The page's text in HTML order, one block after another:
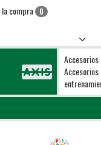
compra 0
Accesorios